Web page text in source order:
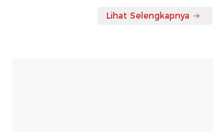
Lihat Selengkapnya